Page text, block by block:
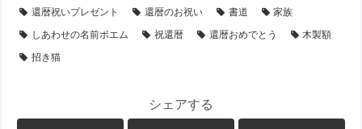
還暦祝いプレゼント 還暦のお祝い 書道
家族
しあわせの名前ポエム
祝還暦 還暦おめでとう
木製額
招き猫
シェアする